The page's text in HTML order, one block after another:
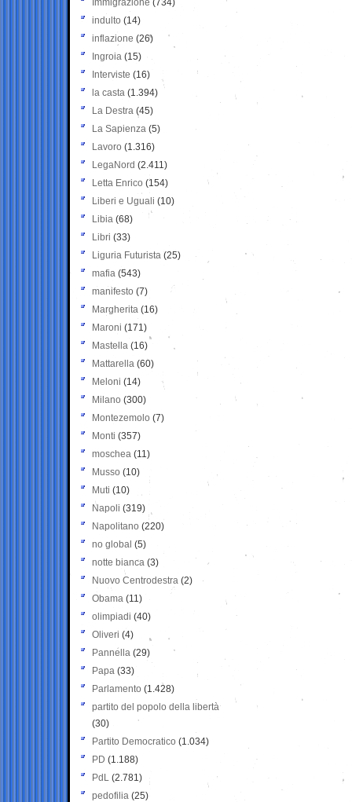
Immigrazione (734)
indulto (14)
inflazione (26)
Ingroia (15)
Interviste (16)
la casta (1.394)
La Destra (45)
La Sapienza (5)
Lavoro (1.316)
LegaNord (2.411)
Letta Enrico (154)
Liberi e Uguali (10)
Libia (68)
Libri (33)
Liguria Futurista (25)
mafia (543)
manifesto (7)
Margherita (16)
Maroni (171)
Mastella (16)
Mattarella (60)
Meloni (14)
Milano (300)
Montezemolo (7)
Monti (357)
moschea (11)
Musso (10)
Muti (10)
Napoli (319)
Napolitano (220)
no global (5)
notte bianca (3)
Nuovo Centrodestra (2)
Obama (11)
olimpiadi (40)
Oliveri (4)
Pannella (29)
Papa (33)
Parlamento (1.428)
partito del popolo della libertà
(30)
Partito Democratico (1.034)
PD (1.188)
PdL (2.781)
pedofilia (25)